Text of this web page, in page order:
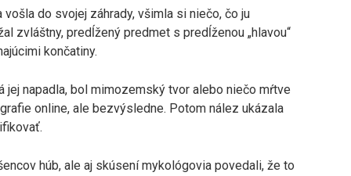
do svojej záhrady, všimla si niečo, čo ju
zvláštny, predĺžený predmet s predĺženou „hlavou“
končatiny.
jej napadla, bol mimozemský tvor alebo niečo mŕtve
online, ale bezvýsledne. Potom nález ukázala
húb, ale aj skúsení mykológovia povedali, že to